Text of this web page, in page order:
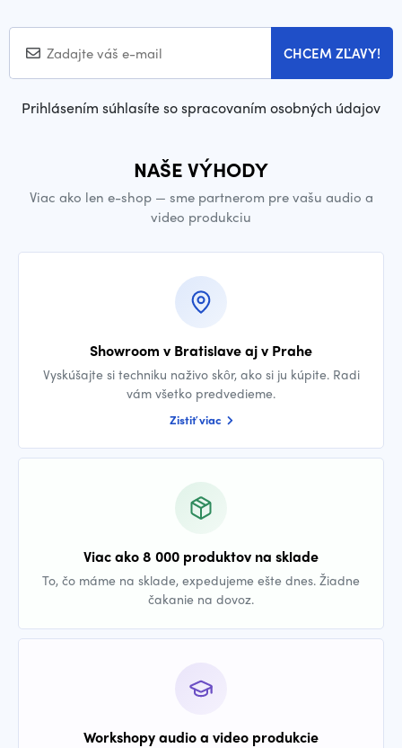
CHCEM ZĽAVY!
Prihlásením súhlasíte so spracovaním osobných údajov
NAŠE VÝHODY
Viac ako len e-shop — sme partnerom pre vašu audio a
video produkciu
Showroom v Bratislave aj v Prahe
Vyskúšajte si techniku naživo skôr, ako si ju kúpite. Radi
vám všetko predvedieme.
Zistiť viac
Viac ako 8 000 produktov na sklade
To, čo máme na sklade, expedujeme ešte dnes. Žiadne
čakanie na dovoz.
Workshopy audio a video produkcie